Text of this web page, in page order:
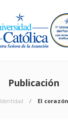
Publicación
Identidad El